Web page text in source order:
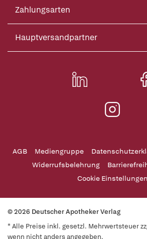
Zahlungsarten
Hauptversandpartner
AGB Mediengruppe
Widerrufsbelehrung
Cookie Einstellungen
© 2026 Deutscher Apotheker Verlag
* Alle Preise inkl. gesetzl. Mehrwertsteuer
wenn nicht anders angegeben.